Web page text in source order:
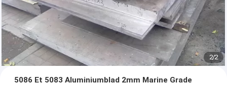
2/2
5086 Et 5083 Aluminiumblad 2mm Marine Grade